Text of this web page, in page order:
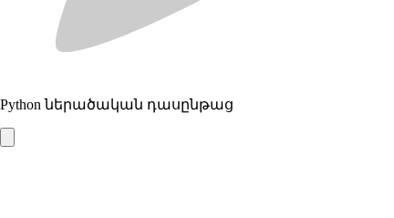
Python ներածական դասընթաց